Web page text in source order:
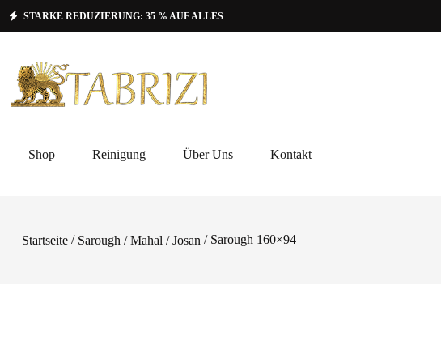
STARKE REDUZIERUNG: 35 % AUF ALLES
Shop Reinigung Über Uns Kontakt
Startseite / Sarough / Mahal / Josan / Sarough 160×94